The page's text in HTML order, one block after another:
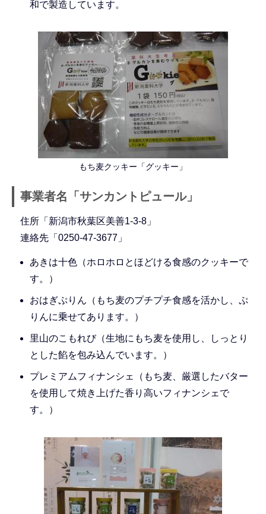
和で製造しています。
もち麦クッキー「グッキー」
事業者名「サンカントピュール」
住所「新潟市秋葉区美善1-3-8」
連絡先「0250-47-3677」
あきは十色（ホロホロとほどける食感のクッキーで
す。）
おはぎぷりん（もち麦のプチプチ食感を活かし、ぷ
りんに乗せてあります。）
里山のこもれび（生地にもち麦を使用し、しっとり
とした餡を包み込んでいます。）
プレミアムフィナンシェ（もち麦、厳選したバター
を使用して焼き上げた香り高いフィナンシェで
す。）